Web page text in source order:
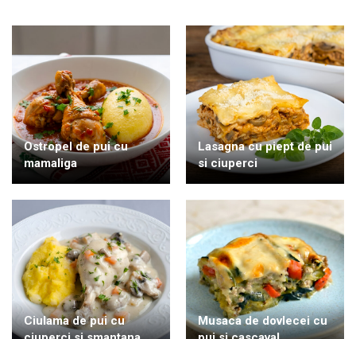
Ostropel de pui cu
mamaliga
Lasagna cu piept de pui
si ciuperci
Ciulama de pui cu
Musaca de dovlecei cu